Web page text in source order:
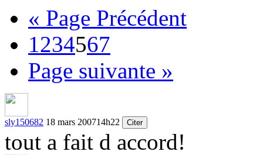
« Page Précédent
1234567
Page suivante »
sly150682 18 mars 200714h22 Citer
tout a fait d accord!